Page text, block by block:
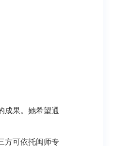
成果。她希望通
方可依托闽师专